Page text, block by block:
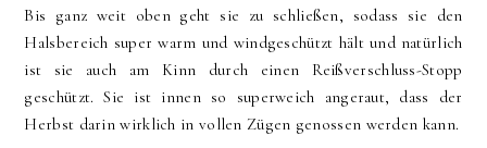
Bis ganz weit oben geht sie zu schließen, sodass sie den
Halsbereich super warm und windgeschützt hält und natürlich
ist sie auch am Kinn durch einen Reißverschluss-Stopp
geschützt. Sie ist innen so superweich angeraut, dass der
Herbst darin wirklich in vollen Zügen genossen werden kann.